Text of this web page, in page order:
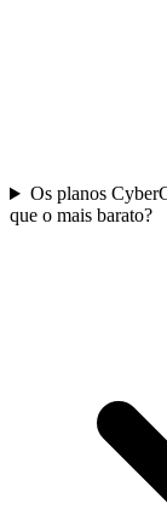
Os planos
que o mais barato?